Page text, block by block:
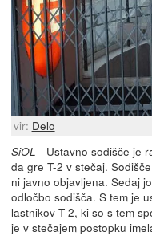
vir: Delo
SiOL - Ustavno sodišče je
da gre T-2 v stečaj.
ni javno objavljena. Sedaj
odločbo sodišča. S tem je
lastnikov T-2, ki so s tem
je v stečajem postopku